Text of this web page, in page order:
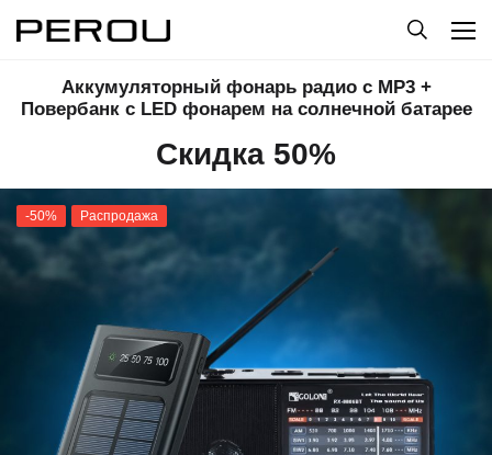
Аккумуляторный фонарь радио с MP3 +
Повербанк с LED фонарем на солнечной батарее
Скидка 50%
-50% Распродажа